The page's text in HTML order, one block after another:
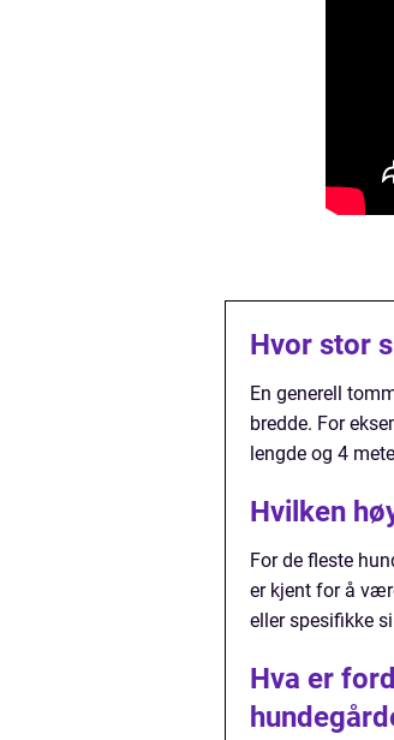
Hvor stor
En generell
bredde. For
lengde og 4
Hvilken
For de fleste
er kjent for å
eller spesifikke
Hva er